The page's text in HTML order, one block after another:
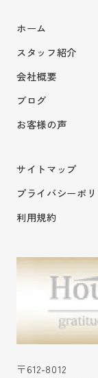
ホーム
スタッフ紹介
会社概要
ブログ
お客様の声
サイトマップ
プライバシーポ
利用規約
〒612-8012